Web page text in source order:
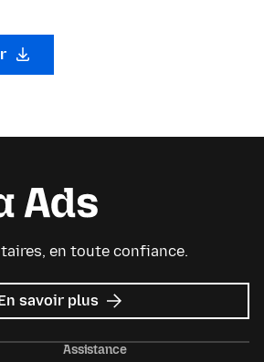
en toute confiance.
savoir plus sur
Mozilla
Assistance